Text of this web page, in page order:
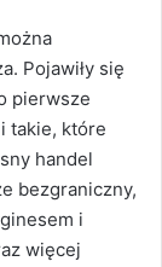
Pojawiły się
pierwsze
takie, które
handel
bezgraniczny,
i
więcej